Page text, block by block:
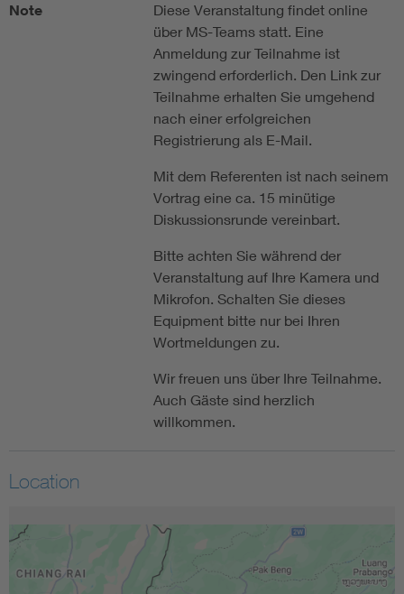
Note
Diese Veranstaltung findet online
über MS-Teams statt. Eine
Anmeldung zur Teilnahme ist
zwingend erforderlich. Den Link zur
Teilnahme erhalten Sie umgehend
nach einer erfolgreichen
Registrierung als E-Mail.
Mit dem Referenten ist nach seinem
Vortrag eine ca. 15 minütige
Diskussionsrunde vereinbart.
Bitte achten Sie während der
Veranstaltung auf Ihre Kamera und
Mikrofon. Schalten Sie dieses
Equipment bitte nur bei Ihren
Wortmeldungen zu.
Wir freuen uns über Ihre Teilnahme.
Auch Gäste sind herzlich
willkommen.
Location